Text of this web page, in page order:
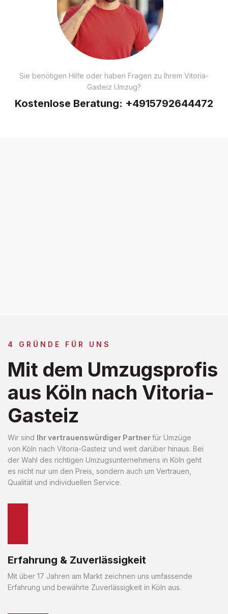
Sie benötigen Hilfe oder haben Fragen zu Ihrem Vitoria-
Gasteiz Umzug?
Kostenlose Beratung: +4915792644472
4 GRÜNDE FÜR UNS
Mit dem Umzugsprofis
aus Köln nach Vitoria-
Gasteiz
Wir sind Ihr vertrauenswürdiger Partnerfür Umzüge
von Köln nach Vitoria-Gasteiz und weit darüber hinaus. Bei
der Wahl des richtigen Umzugsunternehmens in Köln geht
es nicht nur um den Preis, sondern auch um Vertrauen,
Qualität und individuellen Service.
Erfahrung & Zuverlässigkeit
Mit über 17 Jahren am Markt zeichnen uns umfassende
Erfahrung und bewährte Zuverlässigkeit in Köln aus.